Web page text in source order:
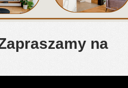
na